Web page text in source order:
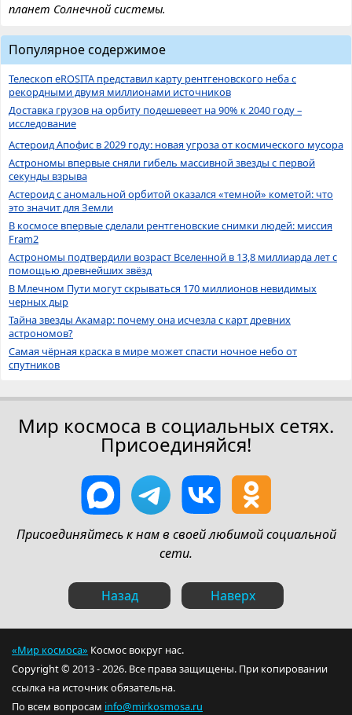
планет Солнечной системы.
Популярное содержимое
Телескоп eROSITA представил карту рентгеновского неба с
рекордными двумя миллионами источников
Доставка грузов на орбиту подешевеет на 90% к 2040 году –
исследование
Астероид Апофис в 2029 году: новая угроза от космического мусора
Астрономы впервые сняли гибель массивной звезды с первой
секунды взрыва
Астероид с аномальной орбитой оказался «темной» кометой: что
это значит для Земли
В космосе впервые сделали рентгеновские снимки людей: миссия
Fram2
Астрономы подтвердили возраст Вселенной в 13,8 миллиарда лет с
помощью древнейших звёзд
В Млечном Пути могут скрываться 170 миллионов невидимых
черных дыр
Тайна звезды Акамар: почему она исчезла с карт древних
астрономов?
Самая чёрная краска в мире может спасти ночное небо от
спутников
Мир космоса в социальных сетях.
Присоединяйся!
Присоединяйтесь к нам в своей любимой социальной
сети.
Назад Наверх
«Мир космоса» Космос вокруг нас.
Copyright © 2013 - 2026. Все права защищены. При копировании
ссылка на источник обязательна.
По всем вопросам info@mirkosmosa.ru